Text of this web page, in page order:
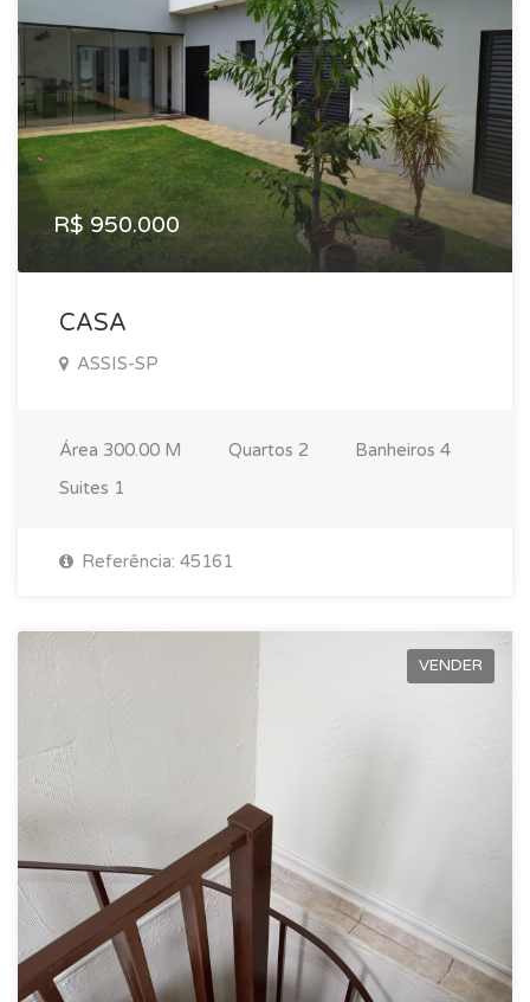
R$ 950.000
CASA
ASSIS-SP
Área 300.00 M Quartos 2 Banheiros 4
Suites 1
Referência: 45161
VENDER